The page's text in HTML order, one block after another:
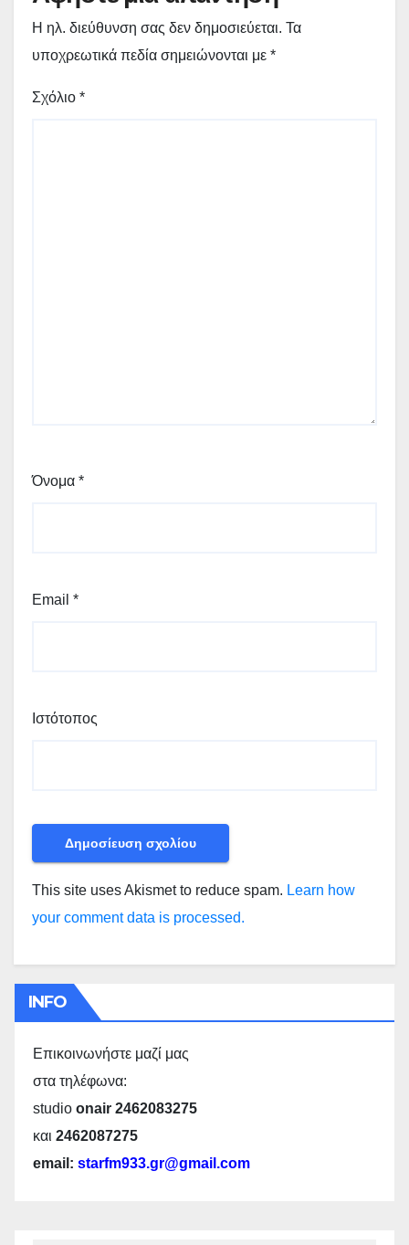
Η ηλ. διεύθυνση σας δεν δημοσιεύεται. Τα
υποχρεωτικά πεδία σημειώνονται με *
Σχόλιο *
Όνομα *
Email *
Ιστότοπος
This site uses Akismet to reduce spam. Learn how
your comment data is processed.
INFO
Επικοινωνήστε μαζί μας
στα τηλέφωνα:
studio onair 2462083275
και 2462087275
email: starfm933.gr@gmail.com